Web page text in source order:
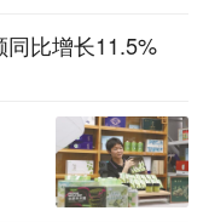
同比增长11.5%